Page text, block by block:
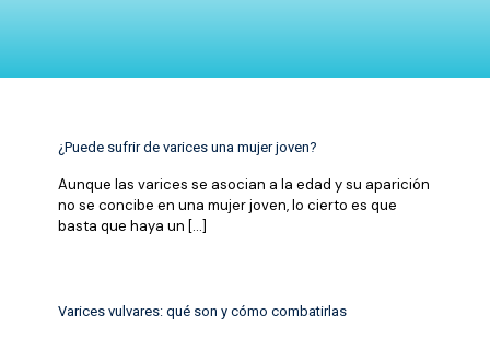
¿Puede sufrir de varices una mujer joven?
Aunque las varices se asocian a la edad y su aparición
no se concibe en una mujer joven, lo cierto es que
basta que haya un […]
Varices vulvares: qué son y cómo combatirlas